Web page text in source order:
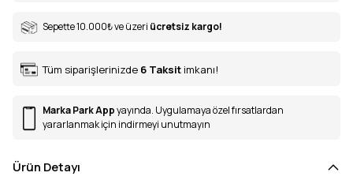
Sepette 10.000₺ve üzeri ücretsiz kargo!
Tüm siparişlerinizde 6 Taksit imkanı!
Marka Park Appyayında. Uygulamaya özel fırsatlardan
yararlanmak için indirmeyi unutmayın
Ürün Detayı